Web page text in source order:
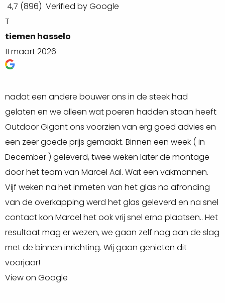
sluiten.
De wand is zowel in blank en zwart te bestellen en in
meerdere breedte en hoogte maten.
Voeg schutters toe aan je
Ben je benieuwd hoe zo`n lamellenwand eruit ziet in
een overkapping? Neem een kijkje op onze Pinterest
pagina:Pinterest
4,7 (896) Verified by Google
T
tiemen hasselo
11 maart 2026
nadat een andere bouwer ons in de steek had
gelaten en we alleen wat poeren hadden staan heeft
Outdoor Gigant ons voorzien van erg goed advies en
een zeer goede prijs gemaakt. Binnen een week ( in
December ) geleverd, twee weken later de montage
door het team van Marcel Aal. Wat een vakmannen.
Vijf weken na het inmeten van het glas na afronding
van de overkapping werd het glas geleverd en na snel
contact kon Marcel het ook vrij snel erna plaatsen.. Het
resultaat mag er wezen, we gaan zelf nog aan de slag
met de binnen inrichting. Wij gaan genieten dit
voorjaar!
View on Google